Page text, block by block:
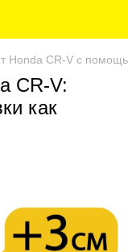
Honda CR-V с
CR-V:
как